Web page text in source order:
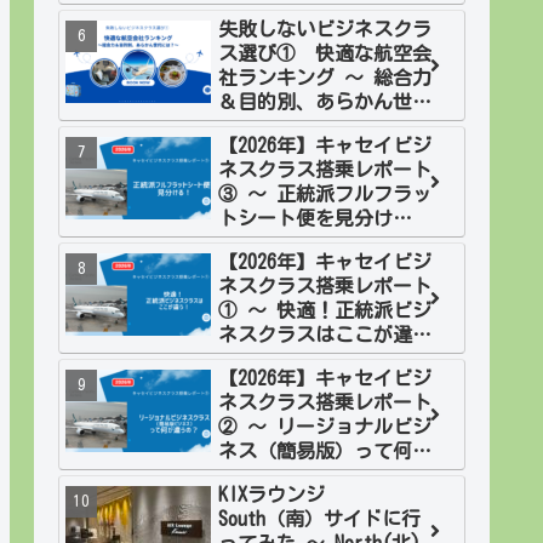
欧２週間旅 フィンラン
ド
失敗しないビジネスクラ
ス選び① 快適な航空会
社ランキング ～ 総合力
＆目的別、あらかん世代
には？
【2026年】キャセイビジ
ネスクラス搭乗レポート
③ ～ 正統派フルフラッ
トシート便を見分け
る！
【2026年】キャセイビジ
ネスクラス搭乗レポート
① ～ 快適！正統派ビジ
ネスクラスはここが違
う！
【2026年】キャセイビジ
ネスクラス搭乗レポート
② ～ リージョナルビジ
ネス（簡易版）って何が
違うの？
KIXラウンジ
South（南）サイドに行